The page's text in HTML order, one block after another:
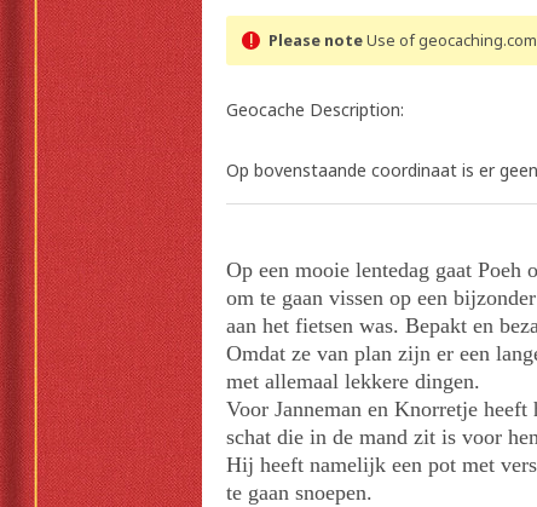
Please noteUse of
Geocache Description:
Op bovenstaande coordinaat is er
Op een mooie lentedag gaat Poeh
om te gaan vissen op een
aan het fietsen was. Bepakt en
Omdat ze van plan zijn er een
met allemaal lekkere dingen.
Voor Janneman en Knorretje
schat die in de mand zit is voor
Hij heeft namelijk een pot met
te gaan snoepen.